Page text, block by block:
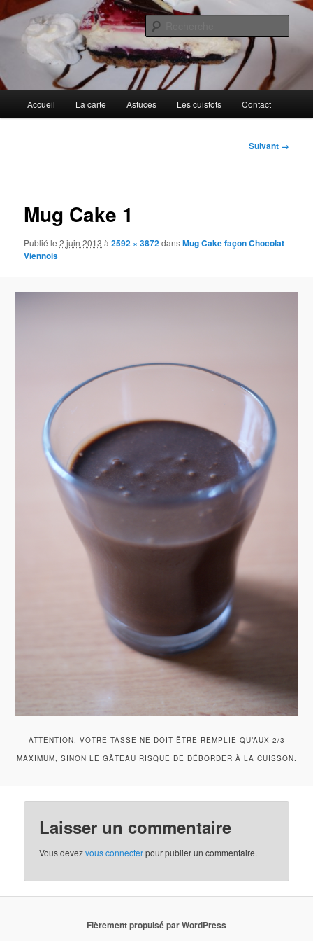
au
contenu
principalAu petit gargouillis
Cuisines d'internautes.
principal
Accueil La carte Astuces Les cuistots Contact
Suivant →
Mug Cake 1
Publié le2 juin 2013 à2592 × 3872dansMug Cake façon Chocolat
Viennois
ATTENTION, VOTRE TASSE NE DOIT ÊTRE REMPLIE QU’AUX 2/3
MAXIMUM, SINON LE GÂTEAU RISQUE DE DÉBORDER À LA CUISSON.
Laisser un commentaire
Vous devezvous connecterpour publier un commentaire.
Fièrement propulsé par WordPress